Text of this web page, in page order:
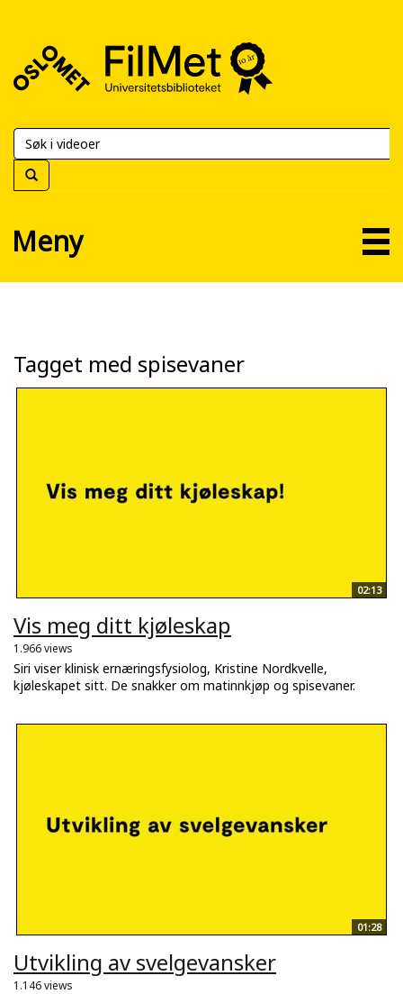
FilMet
Universitetsbiblioteket
Meny
Tagget med spisevaner
02:13
Vis meg ditt kjøleskap
1.966 views
Siri viser klinisk ernæringsfysiolog, Kristine Nordkvelle,
kjøleskapet sitt. De snakker om matinnkjøp og spisevaner.
01:28
Utvikling av svelgevansker
1.146 views